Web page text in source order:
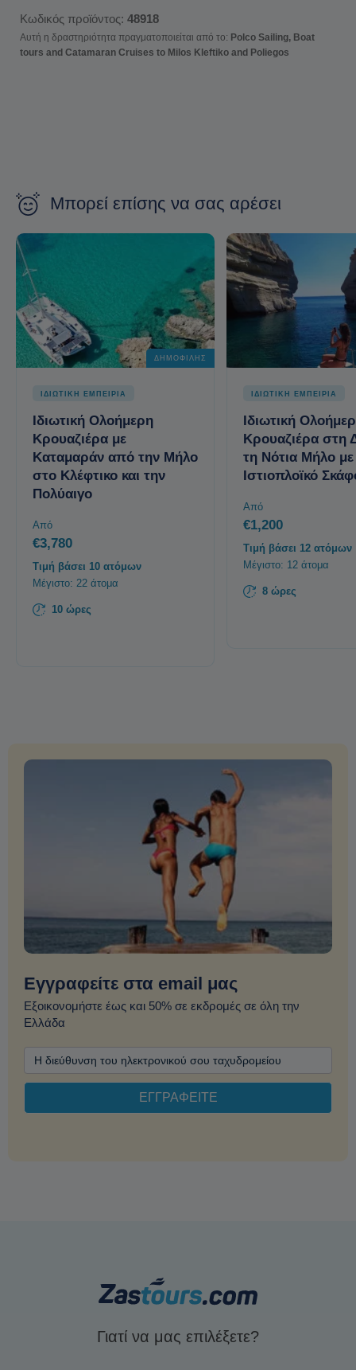
Κωδικός προϊόντος: 48918
Αυτή η δραστηριότητα πραγματοποιείται από το: Polco Sailing, Boat
tours and Catamaran Cruises to Milos Kleftiko and Poliegos
Μπορεί επίσης να σας αρέσει
ΔΗΜΟΦΙΛΉΣ
ΙΔΙΩΤΙΚΗ ΕΜΠΕΙΡΙΑ
Ιδιωτική Ολοήμερη
Κρουαζιέρα με
Καταμαράν από την Μήλο
στο Κλέφτικο και την
Πολύαιγο
Από
€3,780
Τιμή βάσει 10 ατόμων
Μέγιστο: 22 άτομα
10 ώρες
ΙΔΙΩΤΙΚΗ ΕΜΠΕΙΡΙΑ
Ιδιωτική
Κρουαζιέρα στη
τη Νότια Μήλο με
Ιστιοπλοϊκό
Από
€1,200
Τιμή βάσει 12 ατόμων
Μέγιστο: 12 άτομα
8 ώρες
Εγγραφείτε στα email μας
Εξοικονομήστε έως και 50% σε εκδρομές σε όλη την
Ελλάδα
Γιατί να μας επιλέξετε?